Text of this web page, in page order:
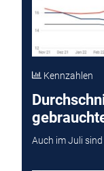
Kennzahlen
Auch im Juli